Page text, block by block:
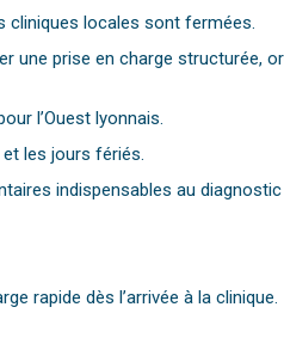
cliniques locales sont fermées.
une prise en charge structurée,
l’Ouest lyonnais.
les jours fériés.
indispensables au diagnostic
rapide dès l’arrivée à la clinique.